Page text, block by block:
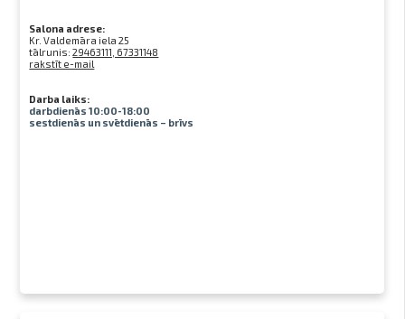
Salona adrese:
Kr. Valdemāra iela 25
tālrunis:29463111, 67331148
rakstīt e-mail
Darba laiks:
darbdienās 10:00-18:00
sestdienās un svētdienās – brīvs